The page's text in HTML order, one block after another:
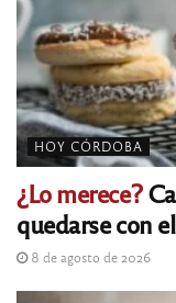
HOY CÓRDOBA
¿Lo merece?
quedarse con
8 de agosto de 2026